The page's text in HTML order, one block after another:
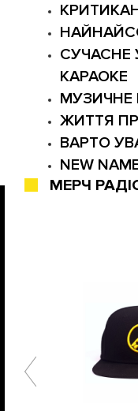
СУЧАСНЕ
КАРАОКЕ
МУЗИЧНЕ
ЖИТТЯ
ВАРТО
NEW
МЕРЧ